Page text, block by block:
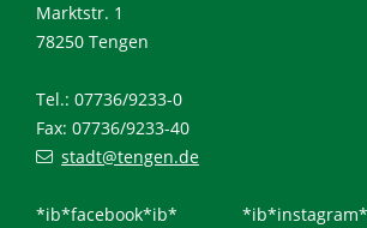
Marktstr. 1
78250 Tengen
Tel.: 07736/9233-0
Fax: 07736/9233-40
stadt@tengen.de
*ib*facebook*ib*